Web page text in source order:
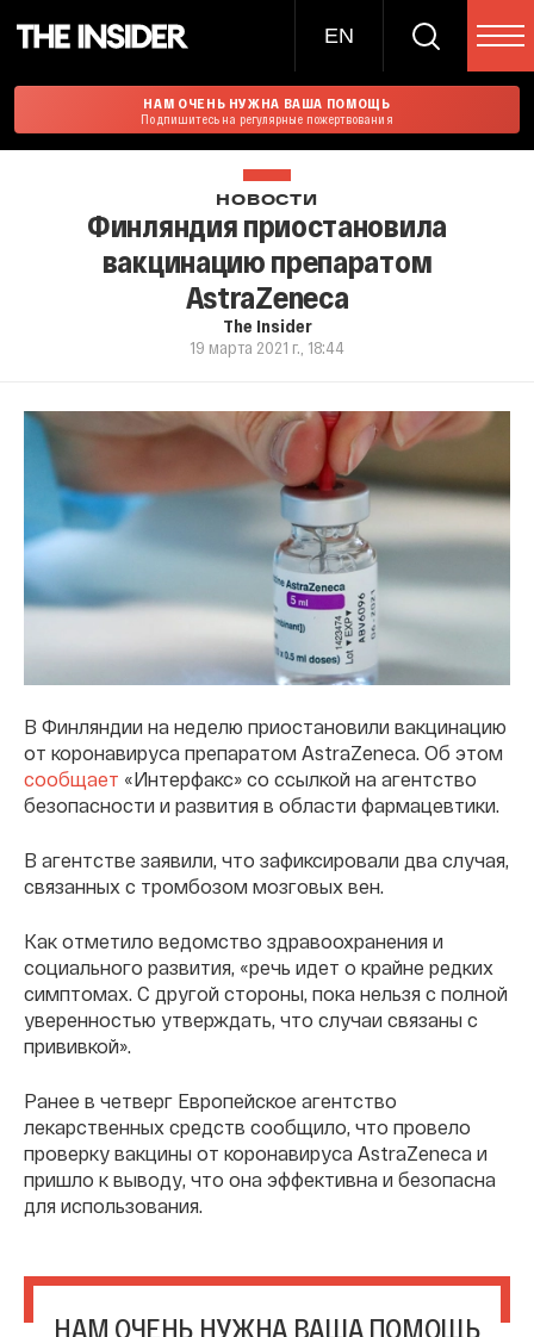
EN
НАМ ОЧЕНЬ НУЖНА ВАША ПОМОЩЬ
Подпишитесь на регулярные пожертвования
НОВОСТИ
Финляндия приостановила
вакцинацию препаратом
AstraZeneca
The Insider
19 марта 2021 г., 18:44
В Финляндии на неделю приостановили вакцинацию
от коронавируса препаратом AstraZeneca. Об этом
сообщает «Интерфакс» со ссылкой на агентство
безопасности и развития в области фармацевтики.
В агентстве заявили, что зафиксировали два случая,
связанных с тромбозом мозговых вен.
Как отметило ведомство здравоохранения и
социального развития, «речь идет о крайне редких
симптомах. С другой стороны, пока нельзя с полной
уверенностью утверждать, что случаи связаны с
прививкой».
Ранее в четверг Европейское агентство
лекарственных средств сообщило, что провело
проверку вакцины от коронавируса AstraZeneca и
пришло к выводу, что она эффективна и безопасна
для использования.
НАМ ОЧЕНЬ НУЖНА ВАША ПОМОЩЬ